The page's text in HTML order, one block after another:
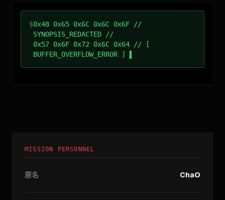
$0x48 0x65 0x6C 0x6C 0x6F //
SYNOPSIS_REDACTED //
0x57 0x6F 0x72 0x6C 0x64 // [
BUFFER_OVERFLOW_ERROR ]
MISSION PERSONNEL
原名 ChaO